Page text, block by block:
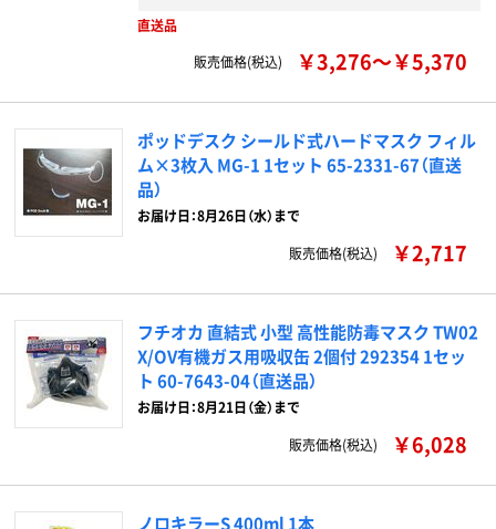
直送品
販売価格(税込)
￥3,276～￥5,370
ポッドデスク シールド式ハードマスク フィル
ム×3枚入 MG-1 1セット 65-2331-67（直送
品）
お届け日：8月26日（水）まで
販売価格(税込)
￥2,717
フチオカ 直結式 小型 高性能防毒マスク TW02
X/OV有機ガス用吸収缶 2個付 292354 1セッ
ト 60-7643-04（直送品）
お届け日：8月21日（金）まで
販売価格(税込)
￥6,028
ノロキラーS 400ml 1本